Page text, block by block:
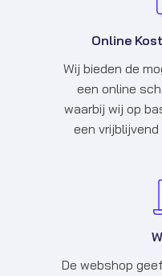
Online
Wij bieden de
een online
waarbij wij op
een
De webshop